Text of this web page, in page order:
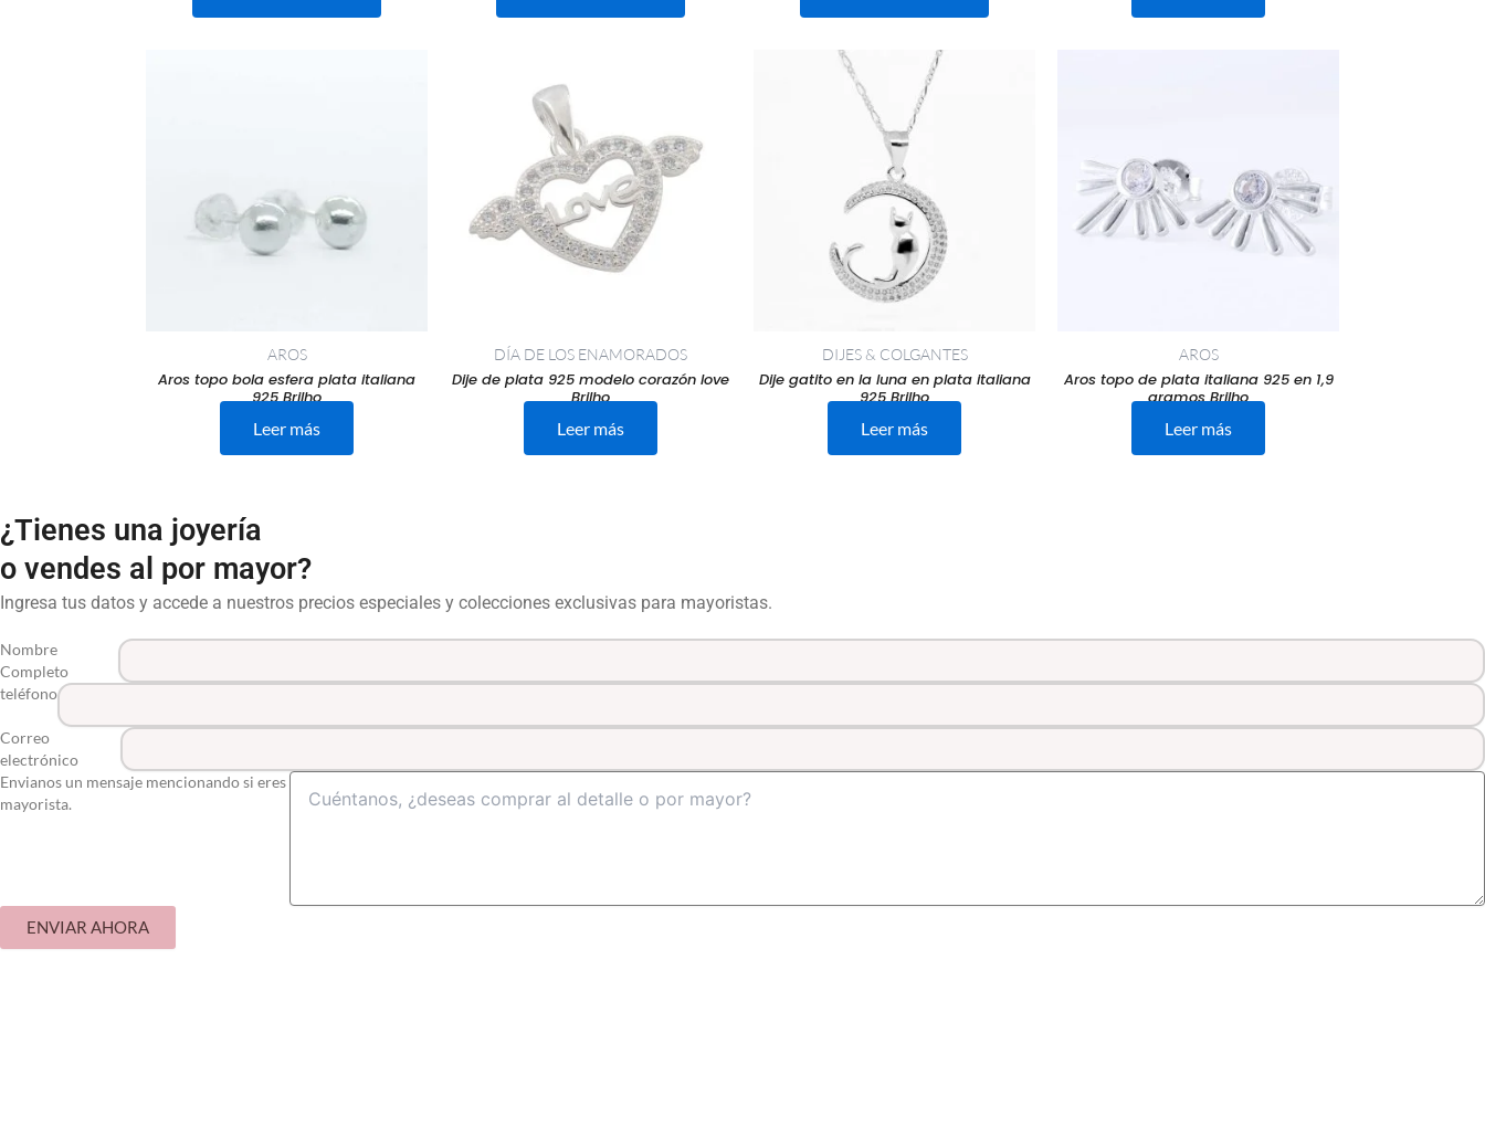
AROS
Aros topo bola esfera plata italiana
925 Brilho
Leer más
DÍA DE LOS ENAMORADOS
Dije de plata 925 modelo corazón love
Brilho
Leer más
DIJES & COLGANTES
Dije gatito en la luna en plata italiana
925 Brilho
Leer más
AROS
Aros topo de plata italiana 925 en 1,9
gramos Brilho
Leer más
¿Tienes una joyería
o vendes al por mayor?
Ingresa tus datos y accede a nuestros precios especiales y colecciones exclusivas para mayoristas.
Nombre
Completo
teléfono
Correo
electrónico
Envianos un mensaje mencionando si eres
mayorista.
ENVIAR AHORA